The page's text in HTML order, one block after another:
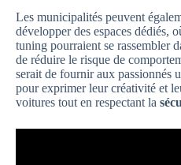
Les municipalités peuvent
développer des espaces dédiés,
tuning pourraient se rassembler
de réduire le risque de
serait de fournir aux passionnés
pour exprimer leur créativité et
voitures tout en respectant la